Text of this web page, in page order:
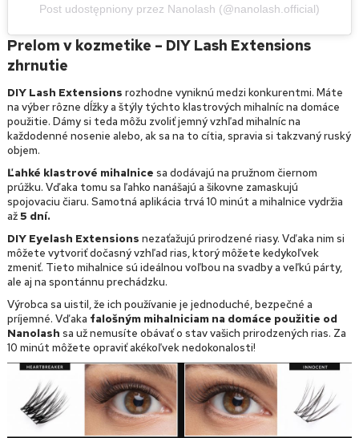
Post udostępniony przez Nanolash (@nanolash.official)
Prelom v kozmetike – DIY Lash Extensions
zhrnutie
DIY Lash Extensions rozhodne vyniknú medzi konkurentmi. Máte
na výber rôzne dĺžky a štýly týchto klastrových mihalníc na domáce
použitie. Dámy si teda môžu zvoliť jemný vzhľad mihalníc na
každodenné nosenie alebo, ak sa na to cítia, spravia si takzvaný ruský
objem.
Ľahké klastrové mihalnice sa dodávajú na pružnom čiernom
prúžku. Vďaka tomu sa ľahko nanášajú a šikovne zamaskujú
spojovaciu čiaru. Samotná aplikácia trvá 10 minút a mihalnice vydržia
až5 dní.
DIY Eyelash Extensions nezaťažujú prirodzené riasy. Vďaka nim si
môžete vytvoriť dočasný vzhľad rias, ktorý môžete kedykoľvek
zmeniť. Tieto mihalnice sú ideálnou voľbou na svadby a veľkú párty,
ale aj na spontánnu prechádzku.
Výrobca sa uistil, že ich používanie je jednoduché, bezpečné a
príjemné. Vďaka falošným mihalniciam na domáce použitie od
Nanolash sa už nemusíte obávať o stav vašich prirodzených rias. Za
10 minút môžete opraviť akékoľvek nedokonalosti!